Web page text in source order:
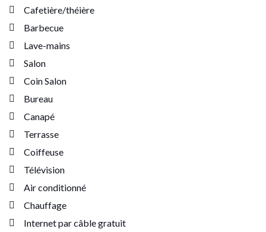
Cafetière/théière
Barbecue
Lave-mains
Salon
Coin Salon
Bureau
Canapé
Terrasse
Coiffeuse
Télévision
Air conditionné
Chauffage
Internet par câble gratuit